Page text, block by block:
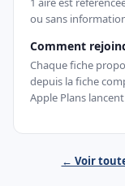
ou sans
Comment
Chaque fiche
depuis la fiche
Apple Plans
← Voir